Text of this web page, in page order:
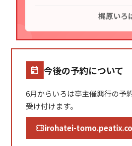
梶原いろ
今後の予約について
6月からいろは亭主催興行の予
受け付けます。
irohatei-